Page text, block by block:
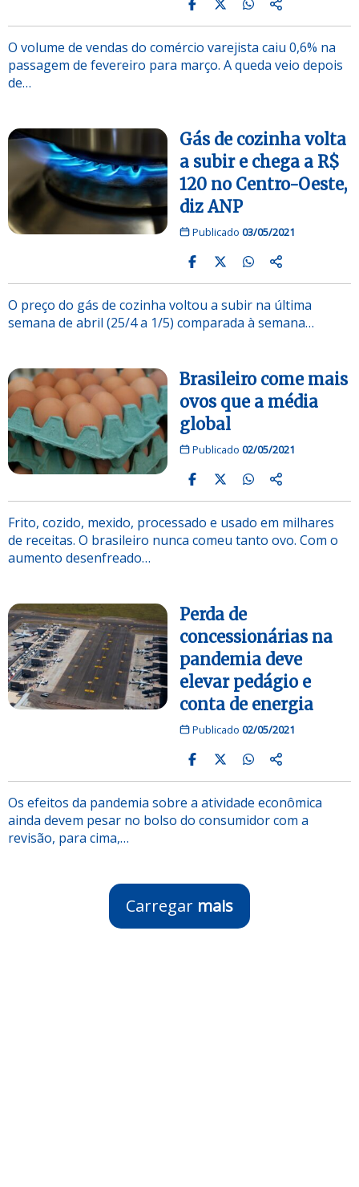
O volume de vendas do comércio varejista caiu 0,6% na
passagem de fevereiro para março. A queda veio depois
de…
Gás de cozinha volta
a subir e chega a R$
120 no Centro-Oeste,
diz ANP
Publicado 03/05/2021
O preço do gás de cozinha voltou a subir na última
semana de abril (25/4 a 1/5) comparada à semana…
Brasileiro come mais
ovos que a média
global
Publicado 02/05/2021
Frito, cozido, mexido, processado e usado em milhares
de receitas. O brasileiro nunca comeu tanto ovo. Com o
aumento desenfreado…
Perda de
concessionárias na
pandemia deve
elevar pedágio e
conta de energia
Publicado 02/05/2021
Os efeitos da pandemia sobre a atividade econômica
ainda devem pesar no bolso do consumidor com a
revisão, para cima,…
Carregar mais